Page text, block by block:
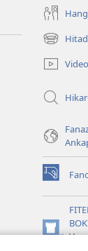
rohy) Video
rohy)